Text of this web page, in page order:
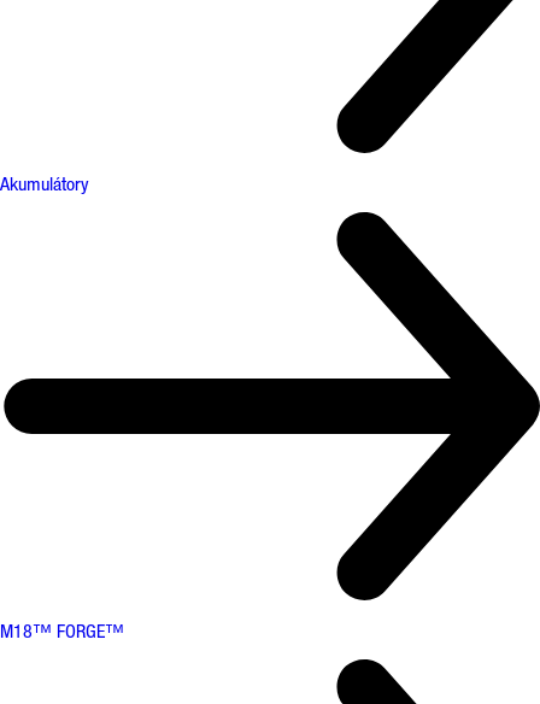
Akumulátory
M18™ FORGE™